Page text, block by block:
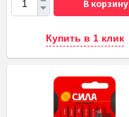
В корзину
Купить в 1 клик